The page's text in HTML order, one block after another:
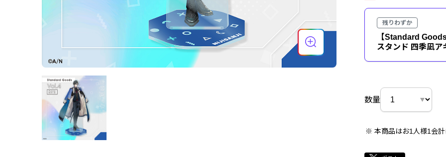
残りわずか
【Standard
スタンド 四季凪ア
数量
本商品はお1人様1会